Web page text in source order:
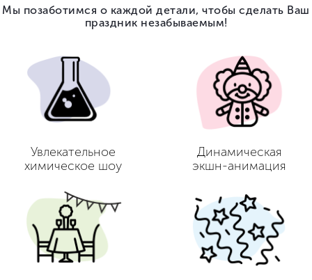
Мы позаботимся о каждой детали, чтобы сделать Ваш
праздник незабываемым!
Увлекательное
химическое шоу
Динамическая
экшн-анимация